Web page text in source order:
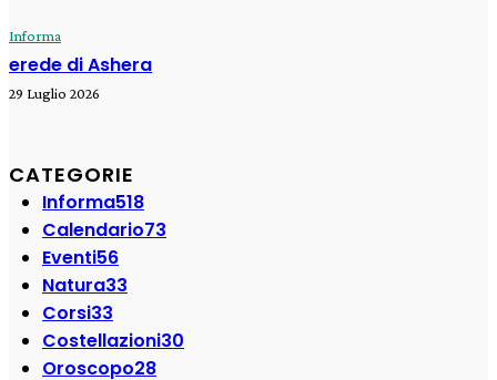
Informa
erede di Ashera
29 Luglio 2026
CATEGORIE
Informa518
Calendario73
Eventi56
Natura33
Corsi33
Costellazioni30
Oroscopo28